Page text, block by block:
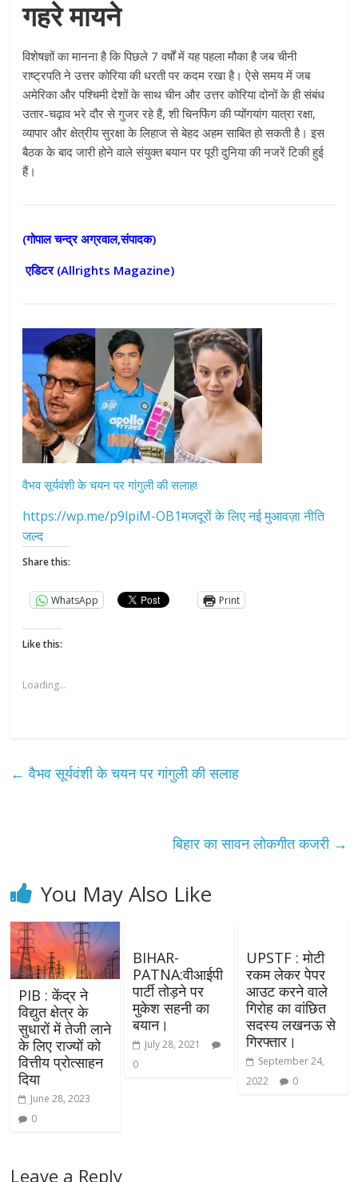
गहरे मायने
विशेषज्ञों का मानना है कि पिछले 7 वर्षों में यह पहला मौका है जब चीनी
राष्ट्रपति ने उत्तर कोरिया की धरती पर कदम रखा है। ऐसे समय में जब
अमेरिका और पश्चिमी देशों के साथ चीन और उत्तर कोरिया दोनों के ही संबंध
उतार-चढ़ाव भरे दौर से गुजर रहे हैं, शी चिनफिंग की प्योंगयांग यात्रा रक्षा,
व्यापार और क्षेत्रीय सुरक्षा के लिहाज से बेहद अहम साबित हो सकती है। इस
बैठक के बाद जारी होने वाले संयुक्त बयान पर पूरी दुनिया की नजरें टिकी हुई
हैं।
(गोपाल चन्द्र अग्रवाल,संपादक)
एडिटर (Allrights Magazine)
वैभव सूर्यवंशी के चयन पर गांगुली की सलाह!
https://wp.me/p9lpiM-OB1मजदूरों के लिए नई मुआवज़ा नीति
जल्द
Share this:
WhatsApp Print
Like this:
Loading...
← वैभव सूर्यवंशी के चयन पर गांगुली की सलाह
बिहार का सावन लोकगीत कजरी →
You May Also Like
PIB : केंद्र ने
विद्युत क्षेत्र के
सुधारों में तेजी लाने
के लिए राज्यों को
वित्तीय प्रोत्साहन
दिया
June 28, 2023
0
BIHAR-
PATNA:वीआईपी
पार्टी तोड़ने पर
मुकेश सहनी का
बयान।
July 28, 2021
0
UPSTF : मोटी
रकम लेकर पेपर
आउट करने वाले
गिरोह का वांछित
सदस्य लखनऊ से
गिरफ्तार।
September 24,
2022
0
Leave a Reply